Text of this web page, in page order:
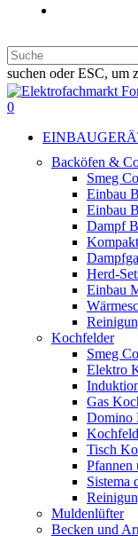
suchen oder ESC, um
Suche
beenden
suche
0
Backöfen &
Smeg
Einbau
Einbau
Dampf
Herd-
Einbau
Kochfelder
Smeg
Elektro
Gas
Domino
Tisch
Pfannen
Sistema
Muldenlüfter
Becken und